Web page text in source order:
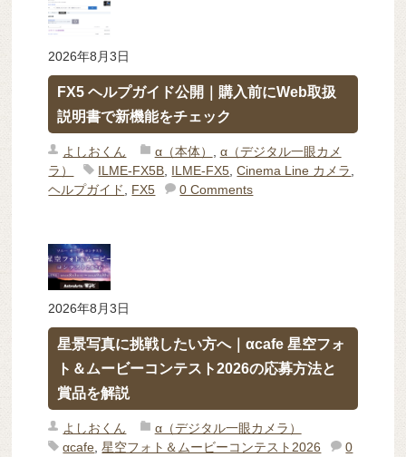
2026年8月3日
FX5 ヘルプガイド公開｜購入前にWeb取扱
説明書で新機能をチェック
よしおくん α（本体）
α（デジタル一眼カメ
ラ）
ILME-FX5B ILME-FX5 ,Cinema Line カメラ
ヘルプガイド
FX5 0 Comments
2026年8月3日
星景写真に挑戦したい方へ｜αcafe 星空フォ
ト＆ムービーコンテスト2026の応募方法と
賞品を解説
よしおくん
α（デジタル一眼カメラ）
αcafe ,星空フォト＆ムービーコンテスト2026
0